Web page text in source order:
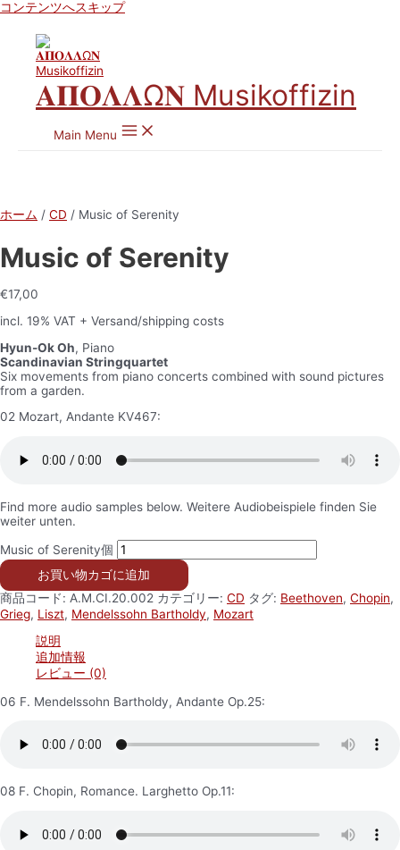
コンテンツへスキップ
𝚨𝚷𝚶𝚲𝚲Ω𝚴 Musikoffizin
Main Menu
ホーム / CD / Music of Serenity
Music of Serenity
€17,00
incl. 19% VAT + Versand/shipping costs
Hyun-Ok Oh, Piano
Scandinavian Stringquartet
Six movements from piano concerts combined with sound pictures
from a garden.
02 Mozart, Andante KV467:
Find more audio samples below. Weitere Audiobeispiele finden Sie
weiter unten.
Music of Serenity個
お買い物カゴに追加
商品コード: A.M.CI.20.002 カテゴリー: CD タグ: Beethoven, Chopin,
Grieg, Liszt, Mendelssohn Bartholdy, Mozart
説明
追加情報
レビュー (0)
06 F. Mendelssohn Bartholdy, Andante Op.25:
08 F. Chopin, Romance. Larghetto Op.11: